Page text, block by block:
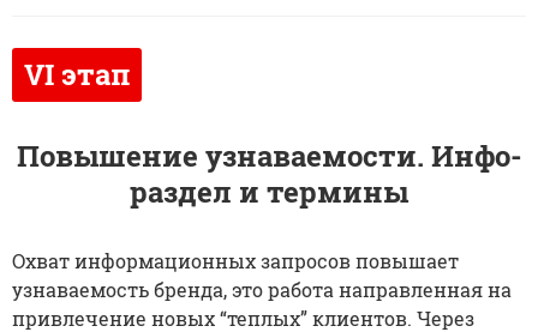
Повышение узнаваемости. Инфо-
раздел и термины
Охват информационных запросов повышает
узнаваемость бренда, это работа направленная на
привлечение новых “теплых” клиентов. Через